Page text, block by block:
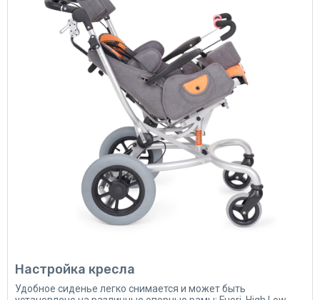
Настройка кресла
Удобное сиденье легко снимается и может быть